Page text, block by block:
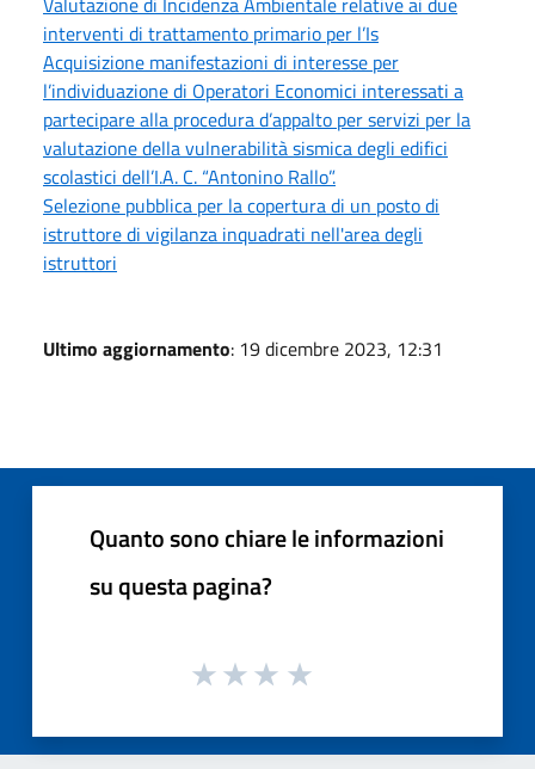
interventi di trattamento primario per l’Is
Acquisizione manifestazioni di interesse per
l’individuazione di Operatori Economici interessati a
partecipare alla procedura d’appalto per servizi per la
valutazione della vulnerabilità sismica degli edifici
scolastici dell’I.A. C. “Antonino Rallo”.
Selezione pubblica per la copertura di un posto di
istruttore di vigilanza inquadrati nell'area degli
istruttori
Ultimo aggiornamento: 19 dicembre 2023, 12:31
Quanto sono chiare le informazioni
su questa pagina?